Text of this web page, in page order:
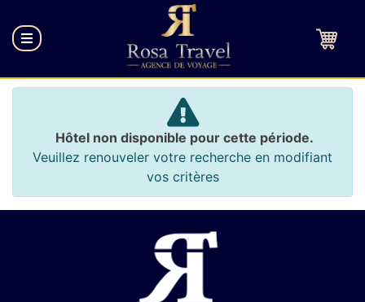
Hôtel non disponible pour cette période.
Veuillez renouveler votre recherche en modifiant
vos critères